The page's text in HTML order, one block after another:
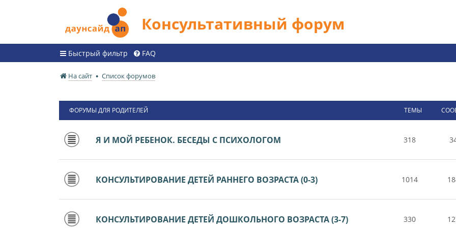
Консультативный форум
Быстрый фильтр FAQ
На сайт Список форумов
ФОРУМЫ ДЛЯ РОДИТЕЛЕЙ ТЕМЫ
Я И МОЙ РЕБЕНОК. БЕСЕДЫ С ПСИХОЛОГОМ 318
КОНСУЛЬТИРОВАНИЕ ДЕТЕЙ РАННЕГО ВОЗРАСТА (0-3) 1014
КОНСУЛЬТИРОВАНИЕ ДЕТЕЙ ДОШКОЛЬНОГО ВОЗРАСТА (3-7) 330